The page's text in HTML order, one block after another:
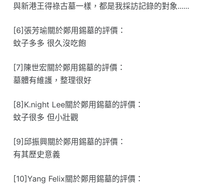
與新港王得祿古墓一樣，都是我採訪記錄的對象......
[6]張芳瑜關於鄭用錫墓的評價：
蚊子多多 很久沒吃飽
[7]陳世宏關於鄭用錫墓的評價：
墓體有維護，整理很好
[8]K.night Lee關於鄭用錫墓的評價：
蚊子很多 但小壯觀
[9]邱振興關於鄭用錫墓的評價：
有其歷史意義
[10]Yang Felix關於鄭用錫墓的評價：